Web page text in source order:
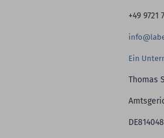
+49 9721
Ein
Thomas